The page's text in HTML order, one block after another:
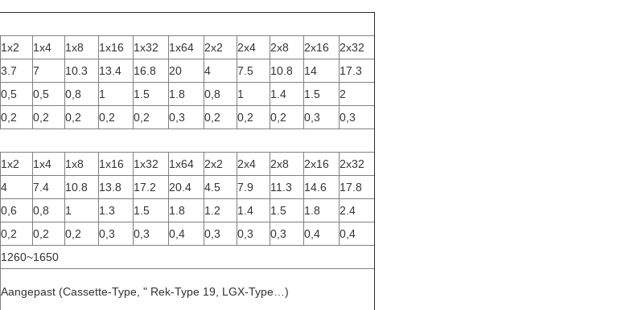
1x2 1x4 1x8 1x16 1x32 1x64 2x2 2x4 2x8 2x16
2x32
3.7 7 10.3 13.4 16.8 20 4 7.5 10.8 14
17.3
0,5 0,5 0,8 1 1.5 1.8 0,8 1 1.4 1.5
2
0,2 0,2 0,2 0,2 0,2 0,3 0,2 0,2 0,2 0,3
0,3
1x2 1x4 1x8 1x16 1x32 1x64 2x2 2x4 2x8 2x16
2x32
4 7.4 10.8 13.8 17.2 20.4 4.5 7.9 11.3 14.6
17.8
0,6 0,8 1 1.3 1.5 1.8 1.2 1.4 1.5 1.8
2.4
0,2 0,2 0,2 0,3 0,3 0,4 0,3 0,3 0,3 0,4
0,4
1260~1650
Aangepast (Cassette-Type, " Rek-Type 19, LGX-Type…)